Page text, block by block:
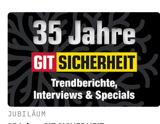
JUBILÄUM
ASSA ABLOY SICHERHEITSTECHNIK